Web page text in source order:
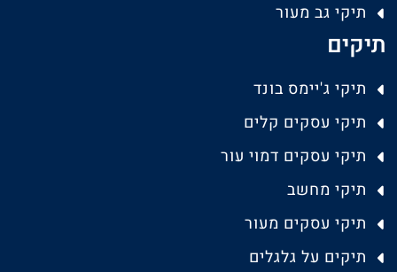
תיקי גב מעור
תיקים
תיקי ג'יימס בונד
תיקי עסקים קלים
תיקי עסקים דמוי עור
תיקי מחשב
תיקי עסקים מעור
תיקים על גלגלים